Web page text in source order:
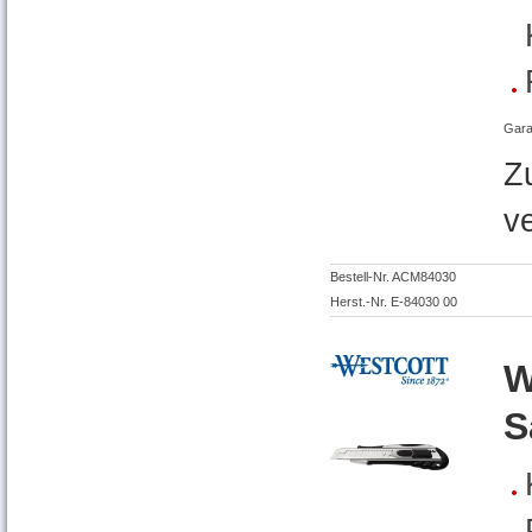
Bestell-Nr. ACM84030
Herst.-Nr. E-84030 00